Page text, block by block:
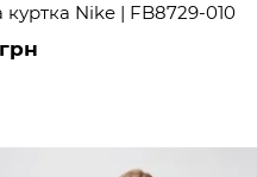
куртка Nike | FB8729-010